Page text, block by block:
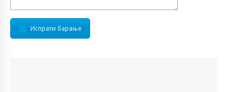
Испрати барање